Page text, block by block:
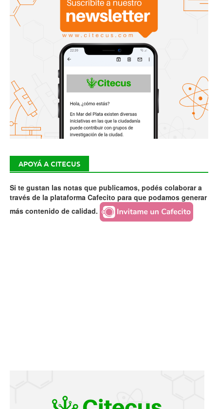
APOYÁ A CITECUS
Si te gustan las notas que publicamos, podés colaborar a
través de la plataforma Cafecito para que podamos generar
más contenido de calidad.